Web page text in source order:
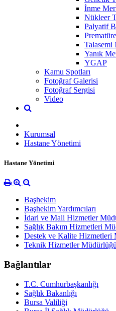
İnme
Nükleer
Palyatif
Talasemi
Yanık
YGAP
Kamu Spotları
Fotoğraf Galerisi
Fotoğraf Sergisi
Video
Kurumsal
Hastane Yönetimi
Hastane Yönetimi
Başhekim
Başhekim Yardımcıları
İdari ve Mali Hizmetler
Sağlık Bakım Hizmetleri
Destek ve Kalite Hizmetleri
Teknik Hizmetler Müdürlüğü
Bağlantılar
T.C. Cumhurbaşkanlığı
Sağlık Bakanlığı
Bursa Valiliği